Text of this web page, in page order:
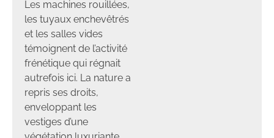
Les machines rouillées,
les tuyaux enchevêtrés
et les salles vides
témoignent de l’activité
frénétique qui régnait
autrefois ici. La nature a
repris ses droits,
enveloppant les
vestiges d’une